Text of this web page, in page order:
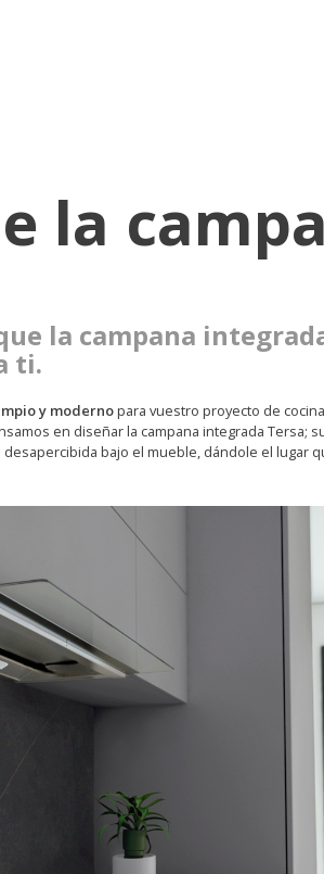
la
la campana
ti.
y modernopara vuestro proyecto de
en diseñar la campana integrada Tersa;
bajo el mueble, dándole el lugar